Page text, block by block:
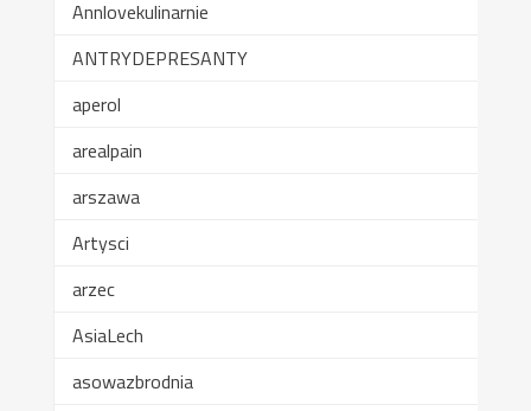
Annlovekulinarnie
ANTRYDEPRESANTY
aperol
arealpain
arszawa
Artysci
arzec
AsiaLech
asowazbrodnia